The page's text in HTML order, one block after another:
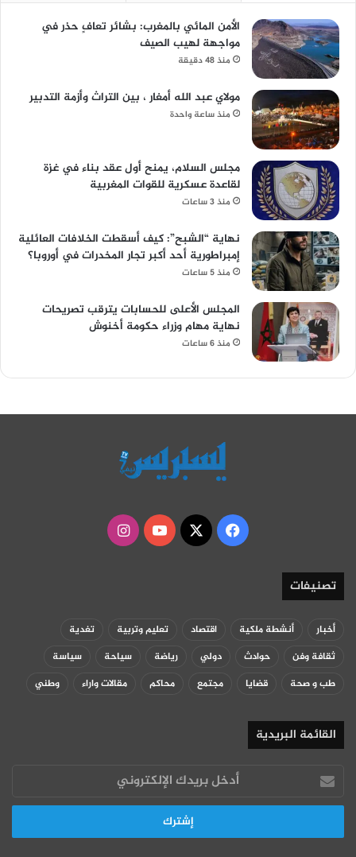
الأمن المائي بالمغرب: بشائر تعافٍ حذر في
مواجهة لهيب الصيف
منذ 48 دقيقة
مولاي عبد الله أمغار ، بين التراث وأزمة التدبير
منذ ساعة واحدة
مجلس السلام، يمنح أول عقد بناء في غزة
لقاعدة عسكرية للقوات المغربية
منذ 3 ساعات
نهاية “الشبح”: كيف أسقطت الخلافات العائلية
إمبراطورية أحد أكبر تجار المخدرات في أوروبا؟
منذ 5 ساعات
المجلس الأعلى للحسابات يترقب تصريحات
نهاية مهام وزراء حكومة أخنوش
منذ 6 ساعات
فيسبوك
‫X
‫YouTubeانستقرام
تصنيفات
أخبار أنشطة ملكية اقتصاد تعليم وتربية
تغدية
ثقافة وفن
حوادث دولي رياضة سياحة
سياسة
طب و صحة
قضايا مجتمع محاكم مقالات واراء وطني
القائمة البريدية
أدخل
بريدك
الإلكتروني